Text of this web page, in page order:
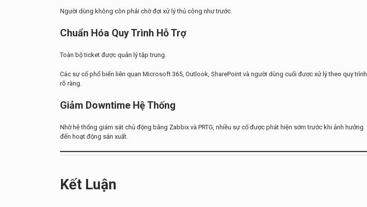
Người dùng không còn phải chờ đợi xử lý thủ công như trước.
Chuẩn Hóa Quy Trình Hỗ Trợ
Toàn bộ ticket được quản lý tập trung.
Các sự cố phổ biến liên quan Microsoft 365, Outlook, SharePoint và người dùng cuối được xử lý theo quy trình
rõ ràng.
Giảm Downtime Hệ Thống
Nhờ hệ thống giám sát chủ động bằng Zabbix và PRTG, nhiều sự cố được phát hiện sớm trước khi ảnh hưởng
đến hoạt động sản xuất.
Kết Luận